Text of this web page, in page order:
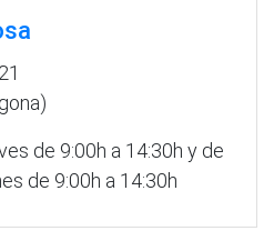
de 9:00h a 14:30h y de
de 9:00h a 14:30h